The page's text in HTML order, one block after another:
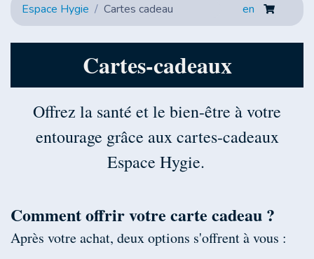
Espace Hygie Cartes cadeau en
Cartes-cadeaux
Offrez la santé et le bien-être à votre
entourage grâce aux cartes-cadeaux
Espace Hygie.
Comment offrir votre carte cadeau ?
Après votre achat, deux options s'offrent à vous :